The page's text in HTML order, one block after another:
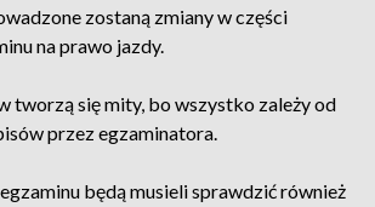
zostaną zmiany w części
na prawo jazdy.
tworzą się mity, bo wszystko zależy od
przez egzaminatora.
będą musieli sprawdzić również